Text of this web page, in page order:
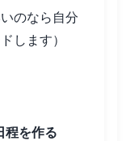
のなら自分
します）
を作る